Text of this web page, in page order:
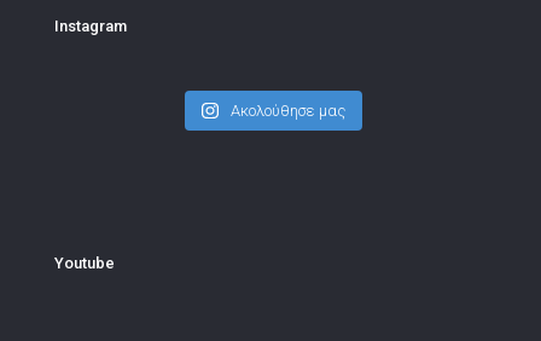
Instagram
Ακολούθησε μας
Youtube